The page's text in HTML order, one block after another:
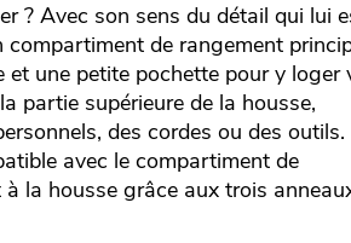
? Avec son sens du détail qui lui
de rangement
une petite pochette pour y loger
partie supérieure de la housse,
des cordes ou des outils.
avec le compartiment de
la housse grâce aux trois